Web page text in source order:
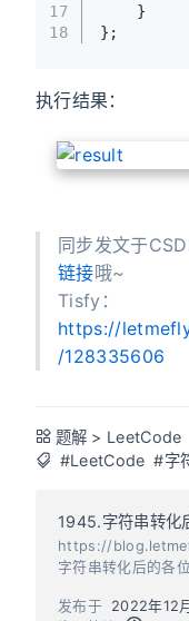
17
18
    }
};
执行结果：
同步发文于
链接哦~
Tisfy：
https://
/128335606
题解 > LeetCode
#LeetCode #字
1945.字符串转化
https://
字符串转化后的各
发布于
2022年12